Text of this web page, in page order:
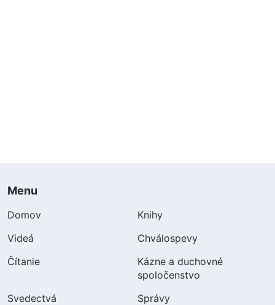
Menu
Domov
Knihy
Videá
Chválospevy
Čítanie
Kázne a duchovné
spoločenstvo
Svedectvá
Správy